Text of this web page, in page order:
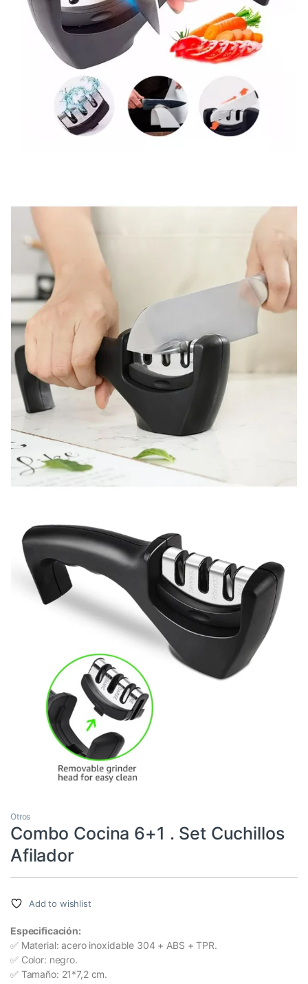
Otros
Combo Cocina 6+1 . Set Cuchillos
Afilador
Add to wishlist
Especificación:
✅ Material: acero inoxidable 304 + ABS + TPR.
✅ Color: negro.
✅ Tamaño: 21*7,2 cm.